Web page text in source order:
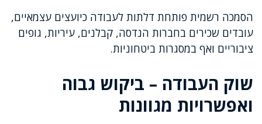
הסמכה רשמית פותחת דלתות לעבודה כיועצים עצמאיים,
עובדים שכירים בחברות הנדסה, קבלנים, עיריות, גופים
ציבוריים ואף במסגרות ביטחוניות.
שוק העבודה – ביקוש גבוה
ואפשרויות מגוונות